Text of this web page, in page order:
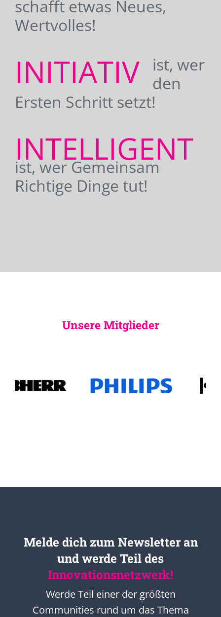
schafft etwas Neues,
Wertvolles!
INITIATIV
ist, wer
den
Ersten Schritt setzt!
INTELLIGENT
ist, wer Gemeinsam
Richtige Dinge tut!
Unsere Mitglieder
Melde dich zum Newsletter an
und werde Teil des
Innovationsnetzwerk!
Werde Teil einer der größten
Communities rund um das Thema